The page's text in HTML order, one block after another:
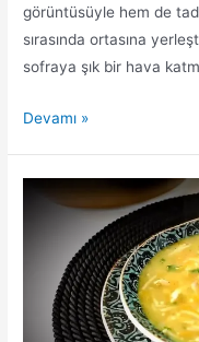
görüntüsüyle hem de
sırasında ortasına
sofraya şık bir hava
Çıtır
Tarifi
Devamı »